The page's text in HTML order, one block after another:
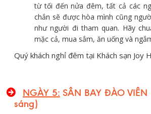
từ tối đến nửa đêm, tất cả các
chắn sẽ được hòa mình cũng
như người đi tham quan. Hãy
mặc cả, mua sắm, ăn uống và
Quý khách nghỉ đêm tại Khách sạn Joy
NGÀY 5: SÂN BAY ĐÀO VIÊN
sáng)